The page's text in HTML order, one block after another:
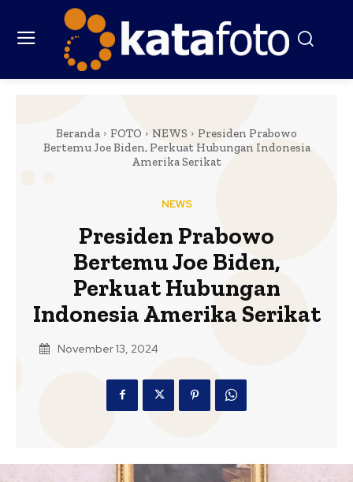
Beranda FOTO NEWS
Presiden Prabowo
Bertemu Joe Biden, Perkuat Hubungan Indonesia
Amerika Serikat
NEWS
Presiden Prabowo
Bertemu Joe Biden,
Perkuat Hubungan
Indonesia Amerika Serikat
November 13, 2024